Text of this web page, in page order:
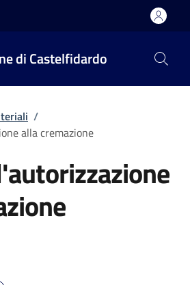
di Castelfidardo
/
alla cremazione